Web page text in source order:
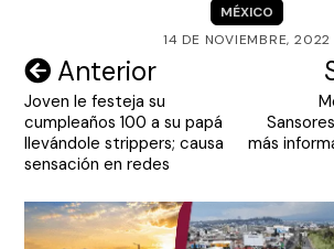
MÉXICO
14 DE NOVIEMBRE, 2022
Navegación
de
entradas
Anterior
Joven le festeja su
cumpleaños 100 a su papá
llevándole strippers; causa
sensación en redes
más